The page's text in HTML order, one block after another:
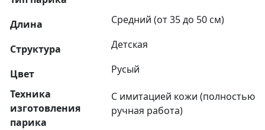
Длина Средний (от 35 до 50 см)
Структура Детская
Цвет
Русый
Техника
изготовления
парика
С имитацией кожи (полностью
ручная работа)